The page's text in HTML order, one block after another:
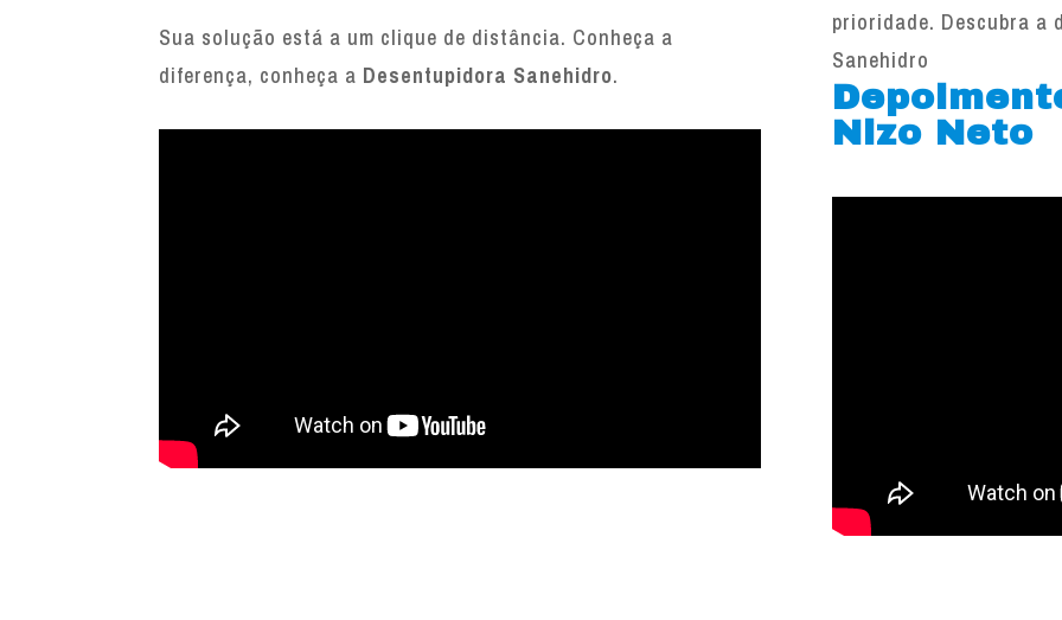
Sua solução está a um clique de distância. Conheça a
diferença, conheça a Desentupidora Sanehidro.
prioridade. Descubra a
Sanehidro
Nizo Neto